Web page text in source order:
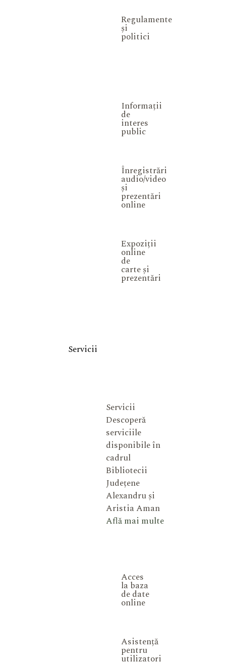
Regulamente
și
politici
Informații
de
interes
public
Înregistrări
audio/video
și
prezentări
online
Expoziții
online
de
carte și
prezentări
Servicii
Servicii
Descoperă
serviciile
disponibile în
cadrul
Bibliotecii
Județene
Alexandru și
Aristia Aman
Află mai multe
Acces
la baza
de date
online
Asistență
pentru
utilizatori